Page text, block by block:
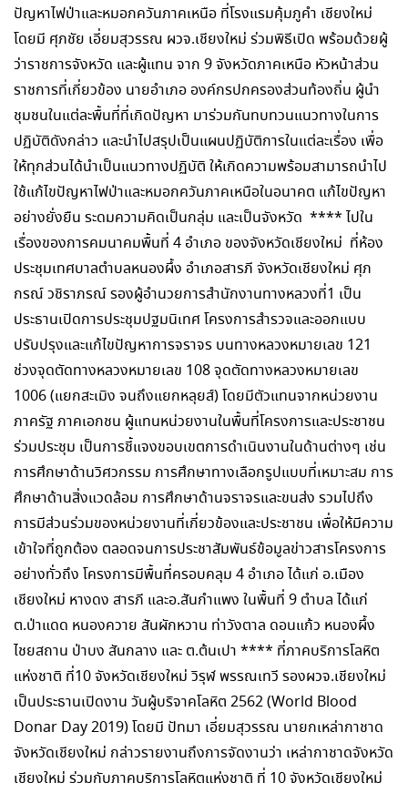
ปัญหาไฟป่าและหมอกควันภาคเหนือ ที่โรงแรมคุ้มภูคำ เชียงใหม่
โดยมี ศุภชัย เอี่ยมสุวรรณ ผวจ.เชียงใหม่ ร่วมพิธีเปิด พร้อมด้วยผู้
ว่าราชการจังหวัด และผู้แทน จาก 9 จังหวัดภาคเหนือ หัวหน้าส่วน
ราชการที่เกี่ยวข้อง นายอำเภอ องค์กรปกครองส่วนท้องถิ่น ผู้นำ
ชุมชนในแต่ละพื้นที่ที่เกิดปัญหา มาร่วมกันทบทวนแนวทางในการ
ปฏิบัติดังกล่าว และนำไปสรุปเป็นแผนปฏิบัติการในแต่ละเรื่อง เพื่อ
ให้ทุกส่วนได้นำเป็นแนวทางปฏิบัติ ให้เกิดความพร้อมสามารถนำไป
ใช้แก้ไขปัญหาไฟป่าและหมอกควันภาคเหนือในอนาคต แก้ไขปัญหา
อย่างยั่งยืน ระดมความคิดเป็นกลุ่ม และเป็นจังหวัด **** ไปใน
เรื่องของการคมนาคมพื้นที่ 4 อำเภอ ของจังหวัดเชียงใหม่ ที่ห้อง
ประชุมเทศบาลตำบลหนองผึ้ง อำเภอสารภี จังหวัดเชียงใหม่ ศุภ
กรณ์ วชิราภรณ์ รองผู้อำนวยการสำนักงานทางหลวงที่1 เป็น
ประธานเปิดการประชุมปฐมนิเทศ โครงการสำรวจและออกแบบ
ปรับปรุงและแก้ไขปัญหาการจราจร บนทางหลวงหมายเลข 121
ช่วงจุดตัดทางหลวงหมายเลข 108 จุดตัดทางหลวงหมายเลข
1006 (แยกสะเมิง จนถึงแยกหลุยส์) โดยมีตัวแทนจากหน่วยงาน
ภาครัฐ ภาคเอกชน ผู้แทนหน่วยงานในพื้นที่โครงการและประชาชน
ร่วมประชุม เป็นการชี้แจงขอบเขตการดำเนินงานในด้านต่างๆ เช่น
การศึกษาด้านวิศวกรรม การศึกษาทางเลือกรูปแบบที่เหมาะสม การ
ศึกษาด้านสิ่งแวดล้อม การศึกษาด้านจราจรและขนส่ง รวมไปถึง
การมีส่วนร่วมของหน่วยงานที่เกี่ยวข้องและประชาชน เพื่อให้มีความ
เข้าใจที่ถูกต้อง ตลอดจนการประชาสัมพันธ์ข้อมูลข่าวสารโครงการ
อย่างทั่วถึง โครงการมีพื้นที่ครอบคลุม 4 อำเภอ ได้แก่ อ.เมือง
เชียงใหม่ หางดง สารภี และอ.สันกำแพง ในพื้นที่ 9 ตำบล ได้แก่
ต.ป่าแดด หนองควาย สันผักหวาน ท่าวังตาล ดอนแก้ว หนองผึ้ง
ไชยสถาน ป่าบง สันกลาง และ ต.ต้นเปา **** ที่ภาคบริการโลหิต
แห่งชาติ ที่10 จังหวัดเชียงใหม่ วิรุฬ พรรณเทวี รองผวจ.เชียงใหม่
เป็นประธานเปิดงาน วันผู้บริจาคโลหิต 2562 (World Blood
Donar Day 2019) โดยมี ปัทมา เอี่ยมสุวรรณ นายกเหล่ากาชาด
จังหวัดเชียงใหม่ กล่าวรายงานถึงการจัดงานว่า เหล่ากาชาดจังหวัด
เชียงใหม่ ร่วมกับภาคบริการโลหิตแห่งชาติ ที่ 10 จังหวัดเชียงใหม่